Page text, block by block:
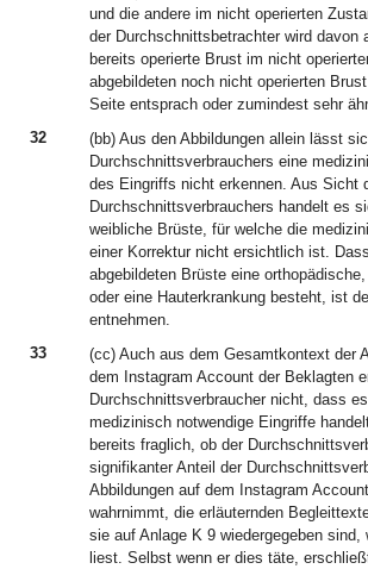
und die andere im nicht operierten
der Durchschnittsbetrachter wird davon
bereits operierte Brust im nicht
abgebildeten noch nicht operierten
Seite entsprach oder zumindest sehr
32
(bb) Aus den Abbildungen allein lässt
Durchschnittsverbrauchers eine
des Eingriffs nicht erkennen. Aus Sicht
Durchschnittsverbrauchers handelt es
weibliche Brüste, für welche die
einer Korrektur nicht ersichtlich ist.
abgebildeten Brüste eine
oder eine Hauterkrankung besteht, ist
entnehmen.
33
(cc) Auch aus dem Gesamtkontext der
dem Instagram Account der Beklagten
Durchschnittsverbraucher nicht, dass
medizinisch notwendige Eingriffe
bereits fraglich, ob der
signifikanter Anteil der
Abbildungen auf dem Instagram
wahrnimmt, die erläuternden
sie auf Anlage K 9 wiedergegeben sind,
liest. Selbst wenn er dies täte,